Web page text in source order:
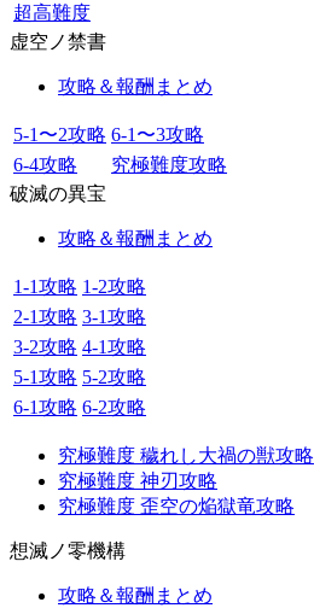
超高難度
虚空ノ禁書
攻略＆報酬まとめ
5-1〜2攻略 6-1〜3攻略
6-4攻略
究極難度攻略
破滅の異宝
攻略＆報酬まとめ
1-1攻略 1-2攻略
2-1攻略 3-1攻略
3-2攻略 4-1攻略
5-1攻略 5-2攻略
6-1攻略 6-2攻略
究極難度 穢れし大禍の獣攻略
究極難度 神刃攻略
究極難度 歪空の焔獄竜攻略
想滅ノ零機構
攻略＆報酬まとめ